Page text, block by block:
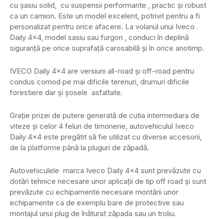
cu șasiu solid, cu suspensii performante , practic și robust
ca un camion. Este un model excelent, potrivit pentru a fi
personalizat pentru orice afacere. La volanul unui Iveco
Daily 4×4, model sasiu sau furgon , conduci în deplină
siguranță pe orice suprafață carosabilă și în orice anotimp.
IVECO Daily 4×4 are versiuni all-road și off-road pentru
condus comod pe mai dificile terenuri, drumuri dificile
forestiere dar și șosele asfaltate.
Grație prizei de putere generată de cutia intermediara de
viteze şi celor 4 feluri de timonerie, autovehiculul Iveco
Daily 4×4 este pregătit să fie utilizat cu diverse accesorii,
de la platforme până la pluguri de zăpadă.
Autovehiculele marca Iveco Daily 4×4 sunt prevăzute cu
dotări tehnice necesare unor aplicații de tip off road și sunt
prevăzute cu echipamente necesare montării unor
echipamente ca de exemplu bare de protective sau
montajul unui plug de înăturat zăpada sau un troliu.